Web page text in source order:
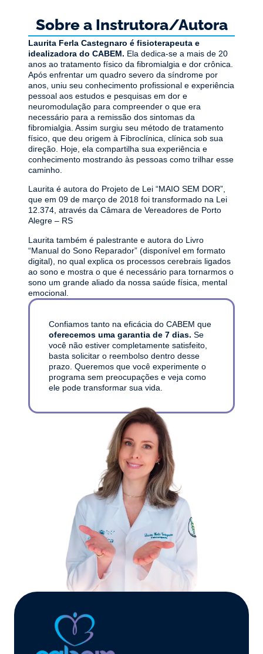
Sobre a Instrutora/Autora
Laurita Ferla Castegnaro é fisioterapeuta e
idealizadora do CABEM. Ela dedica-se a mais de 20
anos ao tratamento físico da fibromialgia e dor crônica.
Após enfrentar um quadro severo da síndrome por
anos, uniu seu conhecimento profissional e experiência
pessoal aos estudos e pesquisas em dor e
neuromodulação para compreender o que era
necessário para a remissão dos sintomas da
fibromialgia. Assim surgiu seu método de tratamento
físico, que deu origem à Fibroclínica, clínica sob sua
direção. Hoje, ela compartilha sua experiência e
conhecimento mostrando às pessoas como trilhar esse
caminho.
Laurita é autora do Projeto de Lei “MAIO SEM DOR”,
que em 09 de março de 2018 foi transformado na Lei
12.374, através da Câmara de Vereadores de Porto
Alegre – RS
Laurita também é palestrante e autora do Livro
“Manual do Sono Reparador” (disponível em formato
digital), no qual explica os processos cerebrais ligados
ao sono e mostra o que é necessário para tornarmos o
sono um grande aliado da nossa saúde física, mental
emocional.
Confiamos tanto na eficácia do CABEM que
oferecemos uma garantia de 7 dias. Se
você não estiver completamente satisfeito,
basta solicitar o reembolso dentro desse
prazo. Queremos que você experimente o
programa sem preocupações e veja como
ele pode transformar sua vida.